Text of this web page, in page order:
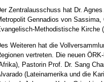
Zentralausschuss hat Dr.
Gennadios von
Methodistische Kirche
Weiteren hat die
vertreten. Die neuen
Pastorin Prof. Dr. Sang
(Lateinamerika und die